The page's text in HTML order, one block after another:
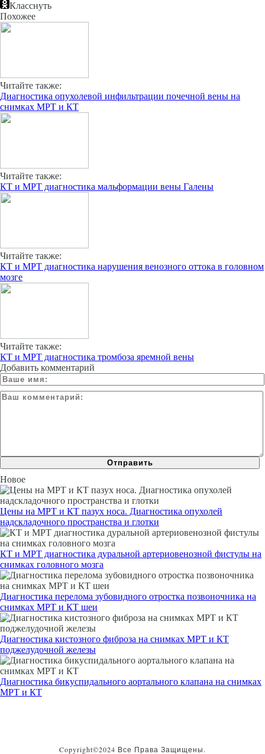
Класснуть
Похожее
Читайте также:
Диагностика опухолевой инфильтрации почечной вены на
снимках МРТ и КТ
Читайте также:
КТ и МРТ диагностика мальформации вены Галены
Читайте также:
КТ и МРТ диагностика нарушения венозного оттока в головном
мозге
Читайте также:
КТ и МРТ диагностика тромбоза яремной вены
Добавить комментарий
Новое
Цены на МРТ и КТ пазух носа. Диагностика опухолей
надскладочного пространства и глотки
КТ и МРТ диагностика дуральной артериовенозной фистулы на
снимках головного мозга
Диагностика перелома зубовидного отростка позвоночника на
снимках МРТ и КТ шеи
Диагностика кистозного фиброза на снимках МРТ и КТ
поджелудочной железы
Диагностика бикуспидального аортального клапана на снимках
МРТ и КТ
Copyright©2024 Все Права Защищены.